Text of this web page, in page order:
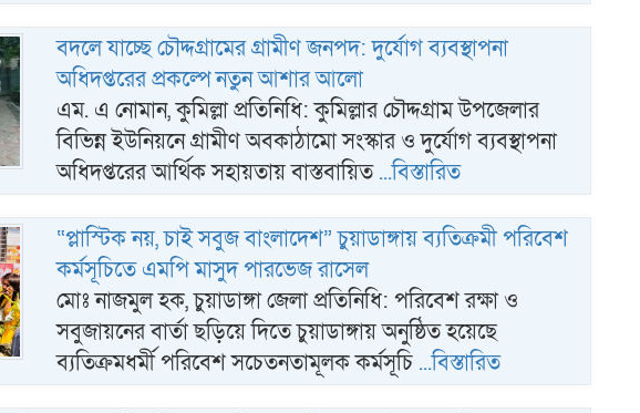
বদলে যাচ্ছে চৌদ্দগ্রামের গ্রামীণ জনপদ: দুর্যোগ ব্যবস্থাপনা
অধিদপ্তরের প্রকল্পে নতুন আশার আলো
এম. এ নোমান, কুমিল্লা প্রতিনিধি: কুমিল্লার চৌদ্দগ্রাম উপজেলার
বিভিন্ন ইউনিয়নে গ্রামীণ অবকাঠামো সংস্কার ও দুর্যোগ ব্যবস্থাপনা
অধিদপ্তরের আর্থিক সহায়তায় বাস্তবায়িত...বিস্তারিত
“প্লাস্টিক নয়, চাই সবুজ বাংলাদেশ” চুয়াডাঙ্গায় ব্যতিক্রমী পরিবেশ
কর্মসূচিতে এমপি মাসুদ পারভেজ রাসেল
মোঃ নাজমুল হক, চুয়াডাঙ্গা জেলা প্রতিনিধি: পরিবেশ রক্ষা ও
সবুজায়নের বার্তা ছড়িয়ে দিতে চুয়াডাঙ্গায় অনুষ্ঠিত হয়েছে
ব্যতিক্রমধর্মী পরিবেশ সচেতনতামূলক কর্মসূচি ...বিস্তারিত